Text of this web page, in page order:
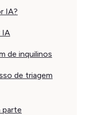
IA?
IA
de inquilinos
de triagem
parte